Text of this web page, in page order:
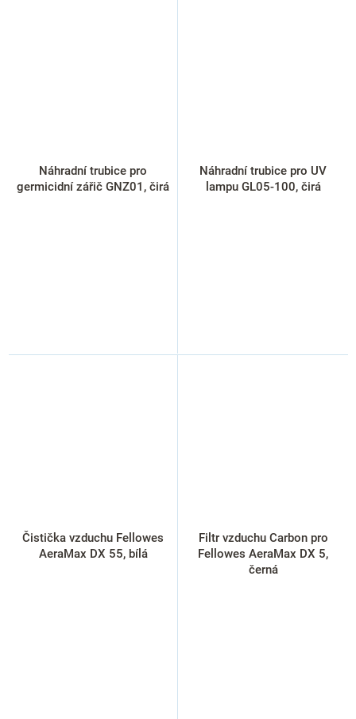
Náhradní trubice pro
germicidní zářič GNZ01, čirá
Náhradní trubice pro UV
lampu GL05-100, čirá
Čistička vzduchu Fellowes
AeraMax DX 55, bílá
Filtr vzduchu Carbon pro
Fellowes AeraMax DX 5,
černá